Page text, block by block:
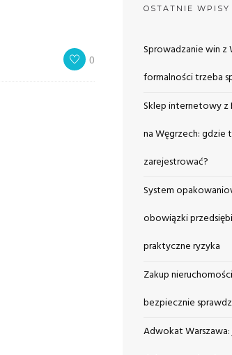
0
OSTATNIE WPISY
Sprowadzanie win z
formalności trzeba
Sklep internetowy z
na Węgrzech: gdzie
zarejestrować?
System
obowiązki
praktyczne ryzyka
Zakup
bezpiecznie
Adwokat